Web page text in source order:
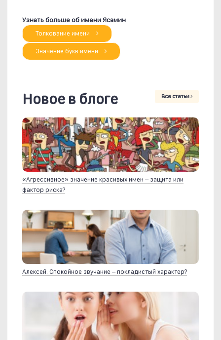
Узнать больше об имени Ясамин
Толкование имени
Значение букв имени
Новое в блоге Все статьи
«Агрессивное» значение красивых имен – защита или
фактор риска?
Алексей. Спокойное звучание – покладистый характер?